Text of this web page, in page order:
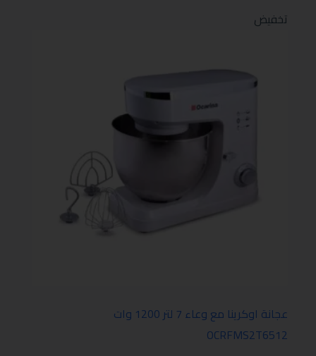
تخفيض
عجانة اوكرينا مع وعاء 7 لتر 1200 وات
OCRFMS2T6512